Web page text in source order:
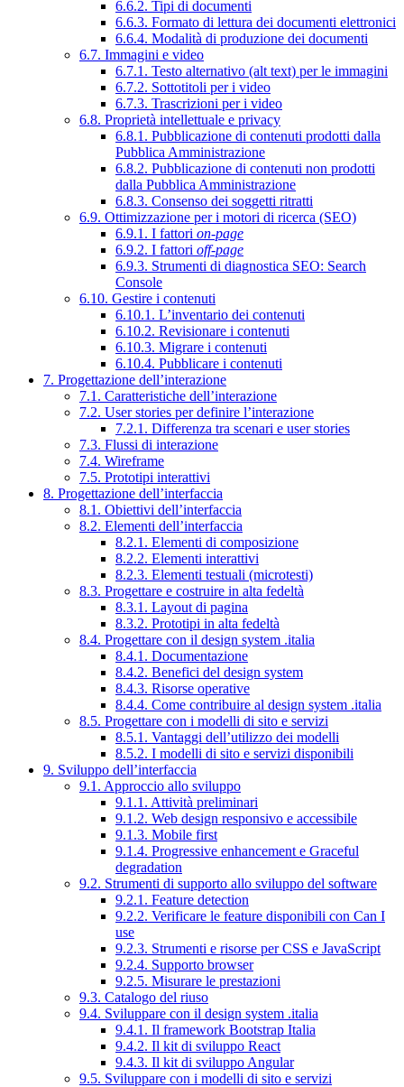
6.6.2. Tipi di documenti
6.6.3. Formato di lettura dei documenti elettronici
6.6.4. Modalità di produzione dei documenti
6.7. Immagini e video
6.7.1. Testo alternativo (alt text) per le immagini
6.7.2. Sottotitoli per i video
6.7.3. Trascrizioni per i video
6.8. Proprietà intellettuale e privacy
6.8.1. Pubblicazione di contenuti prodotti dalla
Pubblica Amministrazione
6.8.2. Pubblicazione di contenuti non prodotti
dalla Pubblica Amministrazione
6.8.3. Consenso dei soggetti ritratti
6.9. Ottimizzazione per i motori di ricerca (SEO)
6.9.1. I fattori on-page
6.9.2. I fattori off-page
6.9.3. Strumenti di diagnostica SEO: Search
Console
6.10. Gestire i contenuti
6.10.1. L’inventario dei contenuti
6.10.2. Revisionare i contenuti
6.10.3. Migrare i contenuti
6.10.4. Pubblicare i contenuti
7. Progettazione dell’interazione
7.1. Caratteristiche dell’interazione
7.2. User stories per definire l’interazione
7.2.1. Differenza tra scenari e user stories
7.3. Flussi di interazione
7.4. Wireframe
7.5. Prototipi interattivi
8. Progettazione dell’interfaccia
8.1. Obiettivi dell’interfaccia
8.2. Elementi dell’interfaccia
8.2.1. Elementi di composizione
8.2.2. Elementi interattivi
8.2.3. Elementi testuali (microtesti)
8.3. Progettare e costruire in alta fedeltà
8.3.1. Layout di pagina
8.3.2. Prototipi in alta fedeltà
8.4. Progettare con il design system .italia
8.4.1. Documentazione
8.4.2. Benefici del design system
8.4.3. Risorse operative
8.4.4. Come contribuire al design system .italia
8.5. Progettare con i modelli di sito e servizi
8.5.1. Vantaggi dell’utilizzo dei modelli
8.5.2. I modelli di sito e servizi disponibili
9. Sviluppo dell’interfaccia
9.1. Approccio allo sviluppo
9.1.1. Attività preliminari
9.1.2. Web design responsivo e accessibile
9.1.3. Mobile first
9.1.4. Progressive enhancement e Graceful
degradation
9.2. Strumenti di supporto allo sviluppo del software
9.2.1. Feature detection
9.2.2. Verificare le feature disponibili con Can I
use
9.2.3. Strumenti e risorse per CSS e JavaScript
9.2.4. Supporto browser
9.2.5. Misurare le prestazioni
9.3. Catalogo del riuso
9.4. Sviluppare con il design system .italia
9.4.1. Il framework Bootstrap Italia
9.4.2. Il kit di sviluppo React
9.4.3. Il kit di sviluppo Angular
9.5. Sviluppare con i modelli di sito e servizi